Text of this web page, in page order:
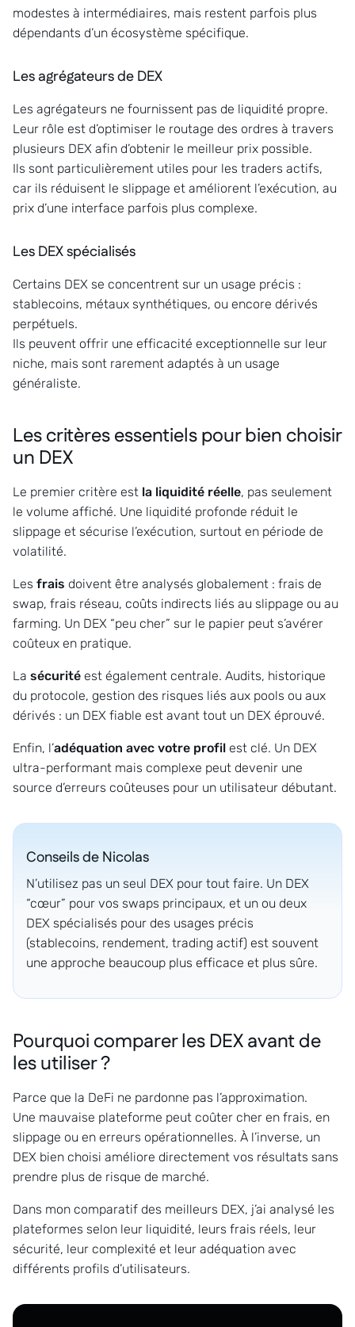
modestes à intermédiaires, mais restent parfois plus
dépendants d’un écosystème spécifique.
Les agrégateurs de DEX
Les agrégateurs ne fournissent pas de liquidité propre.
Leur rôle est d’optimiser le routage des ordres à travers
plusieurs DEX afin d’obtenir le meilleur prix possible.
Ils sont particulièrement utiles pour les traders actifs,
car ils réduisent le slippage et améliorent l’exécution, au
prix d’une interface parfois plus complexe.
Les DEX spécialisés
Certains DEX se concentrent sur un usage précis :
stablecoins, métaux synthétiques, ou encore dérivés
perpétuels.
Ils peuvent offrir une efficacité exceptionnelle sur leur
niche, mais sont rarement adaptés à un usage
généraliste.
Les critères essentiels pour bien choisir
un DEX
Le premier critère est la liquidité réelle, pas seulement
le volume affiché. Une liquidité profonde réduit le
slippage et sécurise l’exécution, surtout en période de
volatilité.
Les frais doivent être analysés globalement : frais de
swap, frais réseau, coûts indirects liés au slippage ou au
farming. Un DEX “peu cher” sur le papier peut s’avérer
coûteux en pratique.
La sécurité est également centrale. Audits, historique
du protocole, gestion des risques liés aux pools ou aux
dérivés : un DEX fiable est avant tout un DEX éprouvé.
Enfin, l’adéquation avec votre profil est clé. Un DEX
ultra-performant mais complexe peut devenir une
source d’erreurs coûteuses pour un utilisateur débutant.
Conseils deNicolas
N’utilisez pas un seul DEX pour tout faire. Un DEX
“cœur” pour vos swaps principaux, et un ou deux
DEX spécialisés pour des usages précis
(stablecoins, rendement, trading actif) est souvent
une approche beaucoup plus efficace et plus sûre.
Pourquoi comparer les DEX avant de
les utiliser ?
Parce que la DeFi ne pardonne pas l’approximation.
Une mauvaise plateforme peut coûter cher en frais, en
slippage ou en erreurs opérationnelles. À l’inverse, un
DEX bien choisi améliore directement vos résultats sans
prendre plus de risque de marché.
Dans mon comparatif des meilleurs DEX, j’ai analysé les
plateformes selon leur liquidité, leurs frais réels, leur
sécurité, leur complexité et leur adéquation avec
différents profils d’utilisateurs.